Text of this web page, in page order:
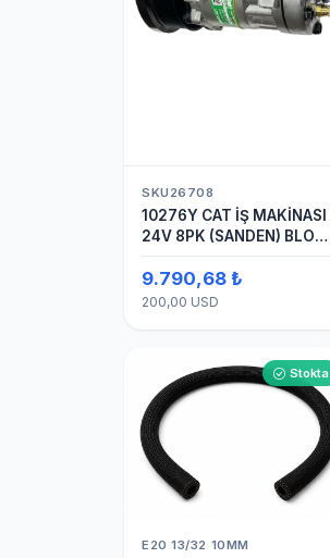
SKU26708
10276Y CAT İŞ MAKİNASI
24V 8PK (SANDEN) BLOK
SAPLAMALI KLİMA
KOMPRESÖRÜ 7H15
9.790,68 ₺
200,00 USD
Stokta
E20 13/32 10MM